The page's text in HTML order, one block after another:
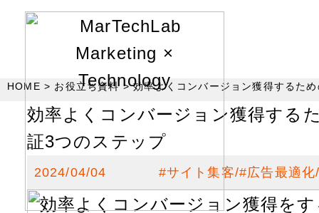
HOME お役立ち資料 効率よくコンバージョン獲得するた
効率よくコンバージョン獲得する
証3つのステップ
2024/04/04 #サイト集客 #広告最適化